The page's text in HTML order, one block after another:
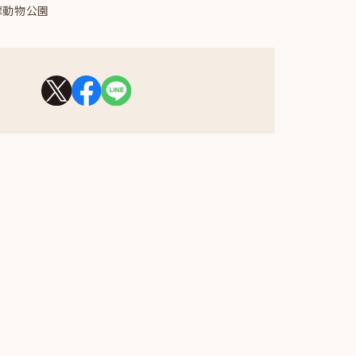
物公園